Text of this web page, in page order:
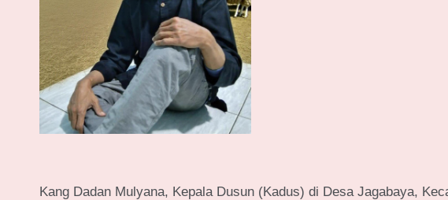
Kang Dadan Mulyana, Kepala Dusun (Kadus) di Desa Jagabaya,